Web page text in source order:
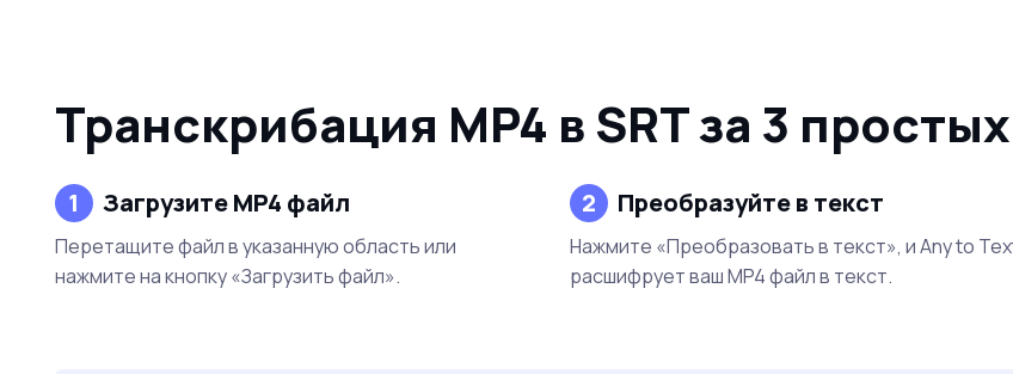
Транскрибация MP4 в SRT за 3
1 Загрузите MP4 файл
Перетащите файл в указанную область или
нажмите на кнопку «Загрузить файл».
2 Преобразуйте в текст
Нажмите «Преобразовать в текст», и Any to
расшифрует ваш MP4 файл в текст.